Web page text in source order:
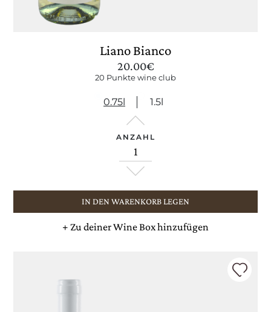
Liano Bianco
20.00€
20 Punkte wine club
0.75l 1.5l
ANZAHL
IN DEN WARENKORB LEGEN
+ Zu deiner Wine Box hinzufügen